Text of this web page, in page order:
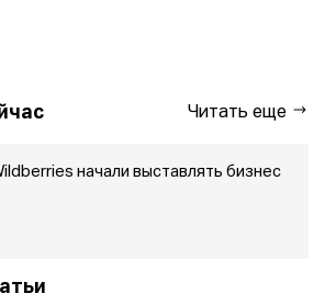
Читать еще
начали выставлять бизнес